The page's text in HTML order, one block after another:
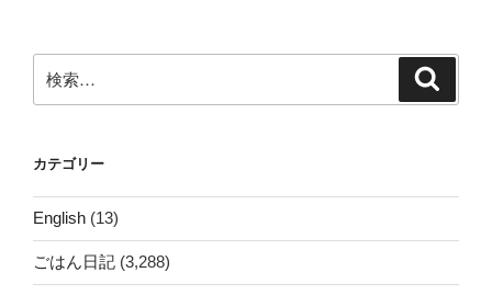
ン
索:
カテゴリー
English (13)
ごはん日記 (3,288)